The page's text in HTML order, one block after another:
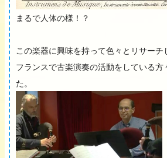
まるで人体の様！？
この楽器に興味を持って色々とリサーチ
フランスで古楽演奏の活動をしている方
た。